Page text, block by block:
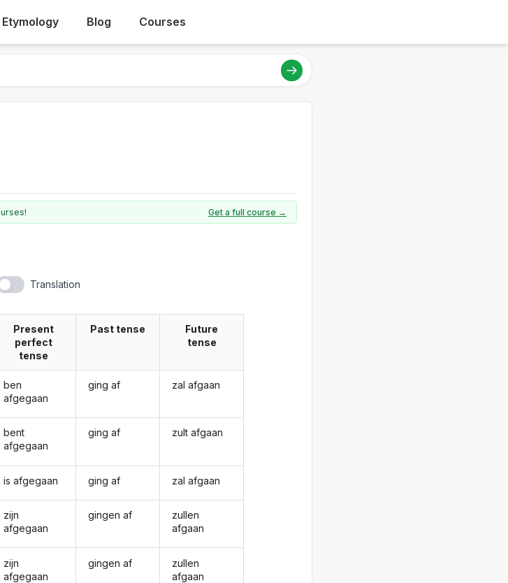
Etymology Blog Courses
Get a full course →
Translation
Present
perfect
tense
ben
afgegaan
bent
afgegaan
is afgegaan
zijn
afgegaan
zijn
afgegaan
Past tense
ging af
ging af
ging af
gingen af
gingen af
Future
tense
zal afgaan
zult afgaan
zal afgaan
zullen
afgaan
zullen
afgaan